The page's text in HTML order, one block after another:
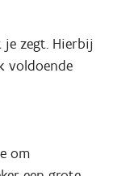
zegt. Hierbij
voldoende
om